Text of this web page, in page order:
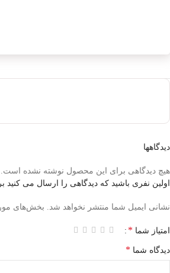
دیدگاهها
هیچ دیدگاهی برای این محصول نوشته نشده است.
اولین نفری باشید که دیدگاهی را ارسال می کنید برای
نشانی ایمیل شما منتشر نخواهد شد. بخش‌های
امتیاز شما *
دیدگاه شما *